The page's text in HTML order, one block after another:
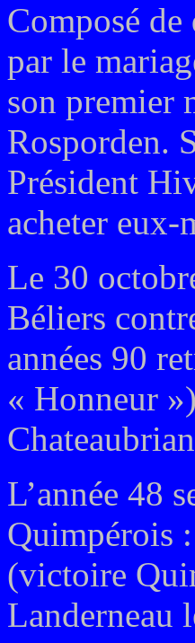
Composé
par le
son premier
Rosporden.
Président
acheter eux-
Le 30
Béliers
années 90
« Honneur
L’année 48
Quimpérois
(victoire
Landerneau